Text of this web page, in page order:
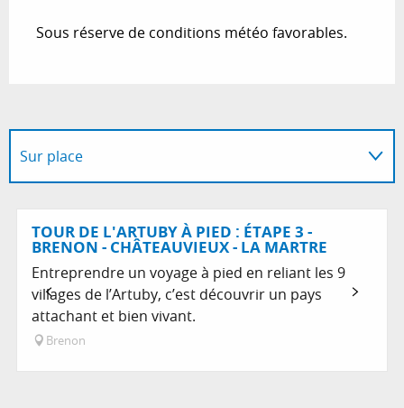
Sous réserve de conditions météo favorables.
Sur place
En lien avec
TOUR DE L'ARTUBY À PIED : ÉTAPE 3 -
BRENON - CHÂTEAUVIEUX - LA MARTRE
Entreprendre un voyage à pied en reliant les 9
villages de l’Artuby, c’est découvrir un pays
attachant et bien vivant.
Brenon